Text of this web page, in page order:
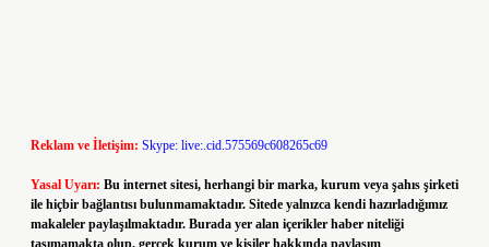
Reklam ve İletişim: Skype: live:.cid.575569c608265c69
Yasal Uyarı: Bu internet sitesi, herhangi bir marka, kurum veya şahıs şirketi
ile hiçbir bağlantısı bulunmamaktadır. Sitede yalnızca kendi hazırladığımız
makaleler paylaşılmaktadır. Burada yer alan içerikler haber niteliği
taşımamakta olup, gerçek kurum ve kişiler hakkında paylaşım